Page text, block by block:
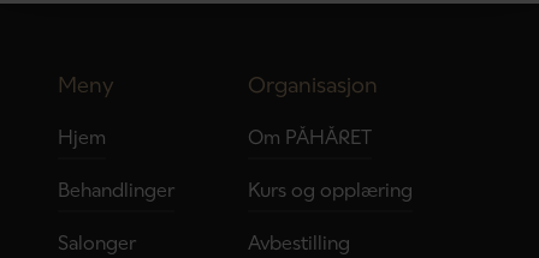
Meny
Hjem
Behandlinger
Salonger
Organisasjon
Om PÅHÅRET
Kurs og opplæring
Avbestilling